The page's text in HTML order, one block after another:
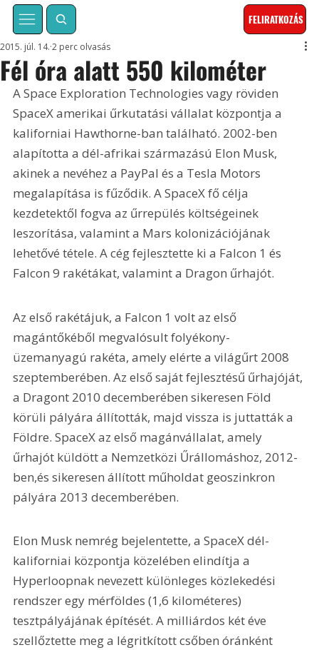
FELIRATKOZÁS
Fél óra alatt 550 kilométer
2015. júl. 14. 2 perc olvasás
A Space Exploration Technologies vagy röviden
SpaceX amerikai űrkutatási vállalat központja a
kaliforniai Hawthorne-ban található. 2002-ben
alapította a dél-afrikai származású Elon Musk,
akinek a nevéhez a PayPal és a Tesla Motors
megalapítása is fűződik. A SpaceX fő célja
kezdetektől fogva az űrrepülés költségeinek
leszorítása, valamint a Mars kolonizációjának
lehetővé tétele. A cég fejlesztette ki a Falcon 1 és
Falcon 9 rakétákat, valamint a Dragon űrhajót.
Az első rakétájuk, a Falcon 1 volt az első
magántőkéből megvalósult folyékony-
üzemanyagú rakéta, amely elérte a világűrt 2008
szeptemberében. Az első saját fejlesztésű űrhajóját,
a Dragont 2010 decemberében sikeresen Föld
körüli pályára állították, majd vissza is juttatták a
Földre. SpaceX az első magánvállalat, amely
űrhajót küldött a Nemzetközi Űrállomáshoz, 2012-
ben,és sikeresen állított műholdat geoszinkron
pályára 2013 decemberében.
Elon Musk nemrég bejelentette, a SpaceX dél-
kaliforniai központja közelében elindítja a
Hyperloopnak nevezett különleges közlekedési
rendszer egy mérföldes (1,6 kilométeres)
tesztpályájának építését. A milliárdos két éve
szellőztette meg a légritkított csőben óránként